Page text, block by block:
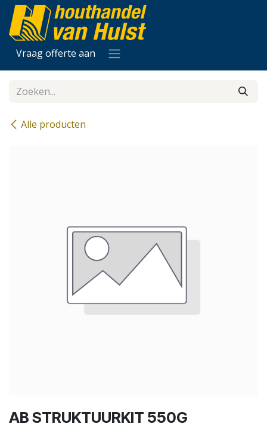
Overslaan naar inhoud
Vraag offerte aan
Alle producten
AB STRUKTUURKIT 550G